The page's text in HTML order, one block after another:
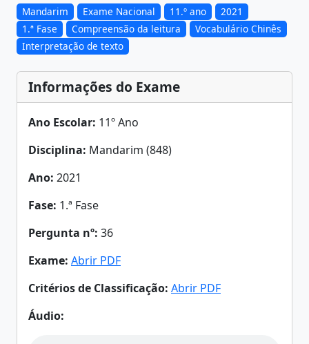
Mandarim Exame Nacional 11.º ano
2021
1.ª Fase
Compreensão da leitura
Vocabulário Chinês
Interpretação de texto
Informações do Exame
Ano Escolar: 11º Ano
Disciplina: Mandarim (848)
Ano: 2021
Fase: 1.ª Fase
Pergunta nº: 36
Exame: Abrir PDF
Critérios de Classificação: Abrir PDF
Áudio: